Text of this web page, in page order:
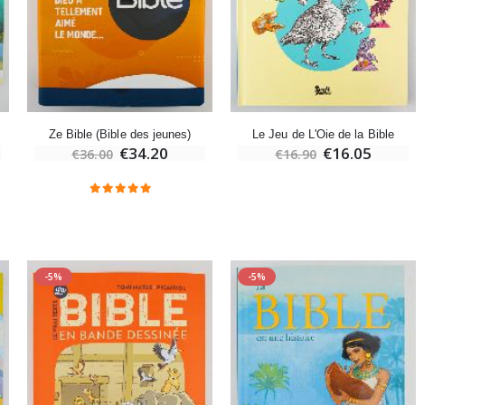
-10%
€4.95
Huile d'Onction
€9.90
Ze Bible (Bible des jeunes)
€36.00 €34.20
Le Jeu de L'Oie de la Bible
€16.90 €16.05
-5% -5%